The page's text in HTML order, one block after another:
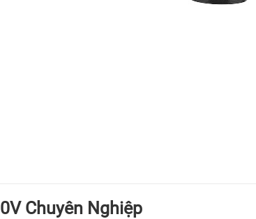
Chuyên Nghiệp